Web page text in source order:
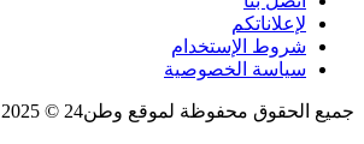
لإعلاناتكم
شروط الإستخدام
سياسة الخصوصية
جميع الحقوق محفوظة لموقع وطن24 © 2025